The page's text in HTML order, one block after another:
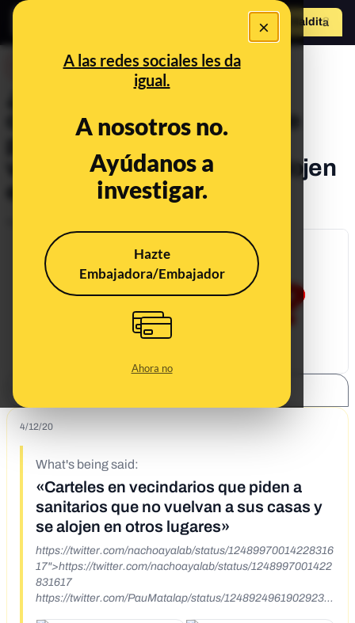
×
A las redes sociales les da
igual.
A nosotros no.
Ayúdanos a
investigar.
Hazte
Embajadora/Embajador
Ahora no
Hazte Maldito
¿Qué sabemos sobre los
carteles en vecindarios que
piden a sanitarios que no
vuelvan a sus casas y se alojen
en otros lugares?
4/12/20
What's being said:
«Carteles en vecindarios que piden a
sanitarios que no vuelvan a sus casas y
se alojen en otros lugares»
https://twitter.com/nachoayalab/status/12489970014228316
17">https://twitter.com/nachoayalab/status/1248997001422
831617
https://twitter.com/PauMatalap/status/12489249619029237